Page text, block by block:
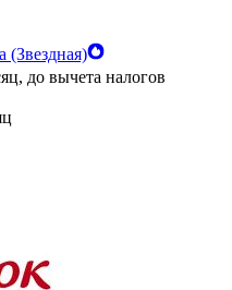
(Звездная)
до вычета налогов